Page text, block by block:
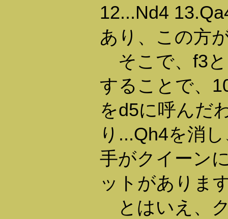
12...Nd4
あり、この方
そこで、f3と
することで、
をd5に呼んだ
り...Qh4を消
手がクイーン
ットがありま
とはいえ、